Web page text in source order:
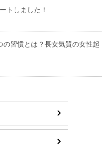
トしました！
習慣とは？長女気質の女性起